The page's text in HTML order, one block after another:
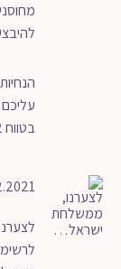
להיבצע בטווח
בטווח 72 שעות ממועד ההמראה.